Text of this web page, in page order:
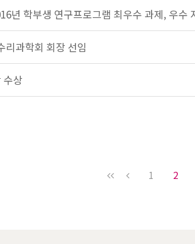
년 학부생 연구프로그램 최우수 과제, 우수
리과학회 회장 선임
수상
1 2